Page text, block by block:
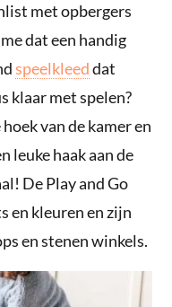
met opbergers
dat een handig
speelkleeddat
klaar met spelen?
van de kamer en
leuke haak aan de
De Play and Go
en kleuren en zijn
en stenen winkels.